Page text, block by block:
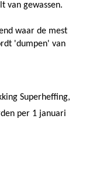
van gewassen.
waar de mest
'dumpen' van
Superheffing,
per 1 januari